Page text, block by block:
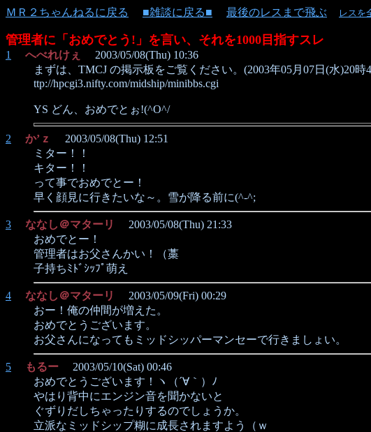
ＭＲ２ちゃんねるに戻る ■雑談に戻る■ 最後のレスまで飛ぶ レスを
管理者に「おめでとう!」を言い、それを1000目指すスレ
1 へべれけぇ
2003/05/08(Thu) 10:36
まずは、TMCJ の掲示板をご覧ください。(2003年05月07日(水)20時
ttp://hpcgi3.nifty.com/midship/minibbs.cgi
YS どん、おめでとぉ!(^O^/
2 か’ｚ
2003/05/08(Thu) 12:51
ミター！！
キター！！
って事でおめでとー！
早く顔見に行きたいな～。雪が降る前に(^-^;
3 ななし＠マターリ
2003/05/08(Thu) 21:33
おめでとー！
管理者はお父さんかい！（藁
子持ちﾐﾄﾞｼｯﾌﾟ萌え
4 ななし＠マターリ
2003/05/09(Fri) 00:29
おー！俺の仲間が増えた。
おめでとうございます。
お父さんになってもミッドシッパーマンセーで行きましょい。
5 もるー 2003/05/10(Sat) 00:46
おめでとうございます！ヽ（´∀｀）ﾉ
やはり背中にエンジン音を聞かないと
ぐずりだしちゃったりするのでしょうか。
立派なミッドシップ糊に成長されますよう（ｗ